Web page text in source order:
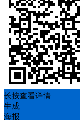
长按查看详情
生成
海报